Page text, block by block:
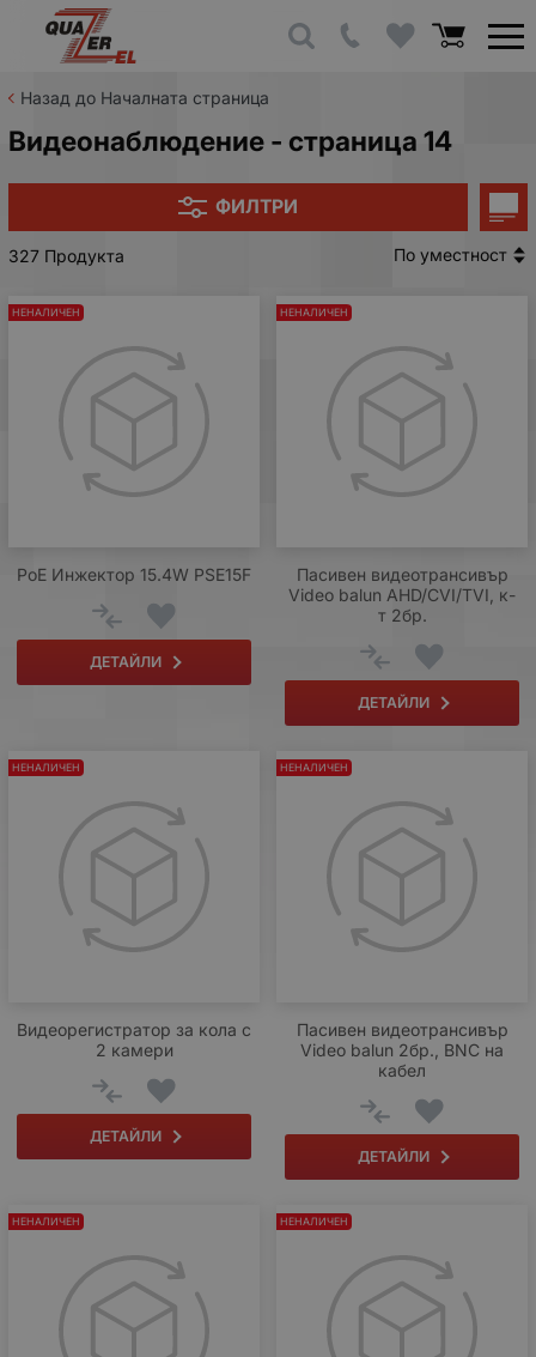
Назад до Началната страница
Видеонаблюдение - страница 14
ФИЛТРИ
327 Продукта По уместност
PoE Инжектор 15.4W PSE15F
ДЕТАЙЛИ
НЕНАЛИЧЕН
Пасивен видеотрансивър
Video balun AHD/CVI/TVI, к-
т 2бр.
ДЕТАЙЛИ
НЕНАЛИЧЕН
Видеорегистратор за кола с
2 камери
ДЕТАЙЛИ
НЕНАЛИЧЕН
Пасивен видеотрансивър
Video balun 2бр., BNC на
кабел
ДЕТАЙЛИ
НЕНАЛИЧЕН
НЕНАЛИЧЕН НЕНАЛИЧЕН